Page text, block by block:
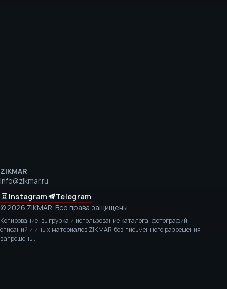
ZIKMAR
info@zikmar.ru
Instagram
Telegram
© 2026 ZIKMAR. Все права защищены.
Копирование, выгрузка и использование каталога, фотографий,
описаний и иных материалов ZIKMAR без письменного разрешения
запрещены.